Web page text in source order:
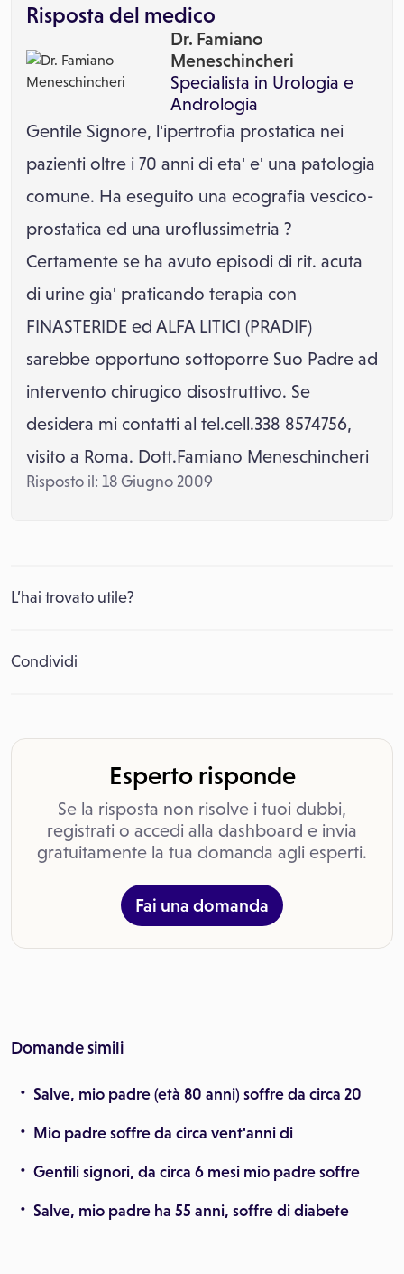
Risposta del medico
Dr. Famiano
Meneschincheri
Specialista in Urologia e
Andrologia
Gentile Signore, l'ipertrofia prostatica nei
pazienti oltre i 70 anni di eta' e' una patologia
comune. Ha eseguito una ecografia vescico-
prostatica ed una uroflussimetria ?
Certamente se ha avuto episodi di rit. acuta
di urine gia' praticando terapia con
FINASTERIDE ed ALFA LITICI (PRADIF)
sarebbe opportuno sottoporre Suo Padre ad
intervento chirugico disostruttivo. Se
desidera mi contatti al tel.cell.338 8574756,
visito a Roma. Dott.Famiano Meneschincheri
Risposto il: 18 Giugno 2009
L’hai trovato utile?
Condividi
Esperto risponde
Se la risposta non risolve i tuoi dubbi,
registrati o accedi alla dashboard e invia
gratuitamente la tua domanda agli esperti.
Fai una domanda
Domande simili
Salve, mio padre (età 80 anni) soffre da circa 20
Mio padre soffre da circa vent'anni di
Gentili signori, da circa 6 mesi mio padre soffre
Salve, mio padre ha 55 anni, soffre di diabete